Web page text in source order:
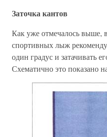
Заточка кантов
Как уже отмечалось выше,
спортивных лыж
один градус и затачивать
Схематично это показано